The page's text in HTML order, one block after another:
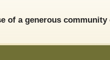
of a generous